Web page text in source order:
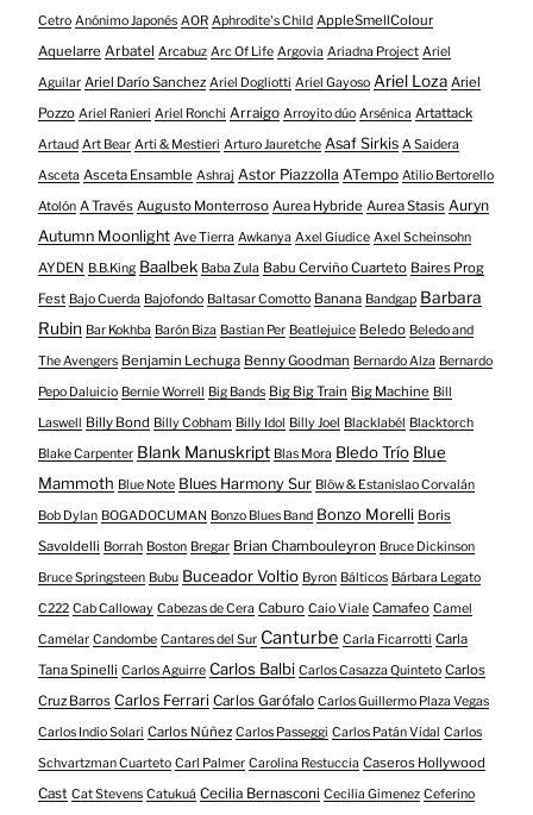
Cetro Anónimo Japonés AOR Aphrodite's Child AppleSmellColour
Aquelarre Arbatel Arcabuz Arc Of Life Argovia Ariadna Project Ariel
Aguilar Ariel Darío Sanchez Ariel Dogliotti Ariel Gayoso Ariel Loza Ariel
Pozzo Ariel Ranieri Ariel Ronchi Arraigo Arroyito dúo Arsénica Artattack
Artaud Art Bear Arti & Mestieri Arturo Jauretche Asaf Sirkis A Saidera
Asceta Asceta Ensamble Ashraj Astor Piazzolla ATempo Atilio Bertorello
Atolón A Través Augusto Monterroso Aurea Hybride Aurea Stasis Auryn
Autumn Moonlight Ave Tierra Awkanya Axel Giudice Axel Scheinsohn
AYDEN B.B.King Baalbek Baba Zula Babu Cerviño Cuarteto Baires Prog
Fest Bajo Cuerda Bajofondo Baltasar Comotto Banana Bandgap Barbara
Rubin Bar Kokhba Barón Biza Bastian Per Beatlejuice Beledo Beledo and
The Avengers Benjamin Lechuga Benny Goodman Bernardo Alza Bernardo
Pepo Daluicio Bernie Worrell Big Bands Big Big Train Big Machine Bill
Laswell
Billy Bond Billy Cobham Billy Idol Billy Joel Blacklabél Blacktorch
Blake Carpenter Blank Manuskript Blas Mora Bledo Trío Blue
Mammoth Blue Note Blues Harmony Sur Blöw & Estanislao Corvalán
Bob Dylan BOGADOCUMAN Bonzo Blues Band Bonzo Morelli Boris
Savoldelli Borrah Boston Bregar Brian Chambouleyron Bruce Dickinson
Bruce Springsteen Bubu Buceador Voltio Byron Bálticos Bárbara Legato
C222 Cab Calloway Cabezas de Cera Caburo Caio Viale Camafeo Camel
Camelar Candombe Cantares del Sur Canturbe Carla Ficarrotti Carla
Tana Spinelli Carlos Aguirre Carlos Balbi Carlos Casazza Quinteto Carlos
Cruz Barros Carlos Ferrari Carlos Garófalo Carlos Guillermo Plaza Vegas
Carlos Indio Solari Carlos Núñez Carlos Passeggi Carlos Patán Vidal Carlos
Schvartzman Cuarteto Carl Palmer Carolina Restuccia Caseros Hollywood
Cast Cat Stevens Catukuá Cecilia Bernasconi Cecilia Gimenez Ceferino